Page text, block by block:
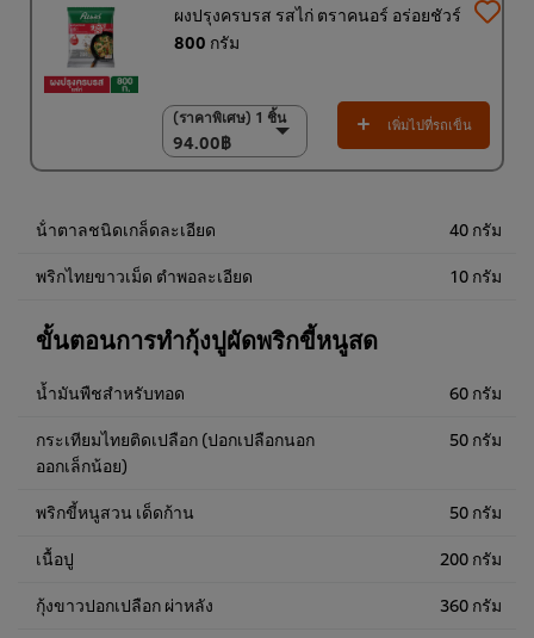
ผงปรุงครบรส รสไก่ ตราคนอร์ อร่อยชัวร์
800 กรัม
(ราคาพิเศษ) 1 ชิ้น
94.00฿
(ราคาพิเศษ) 1 ชิ้น
94.00฿
(ราคาพิเศษ) แพ็ค 10
920.00฿
เพิ่มไปที่รถเข็น
น้ําตาลชนิดเกล็ดละเอียด 40 กรัม
พริกไทยขาวเม็ด ตำพอละเอียด 10 กรัม
ขั้นตอนการทำกุ้งปูผัดพริกขี้หนูสด
น้ำมันพืชสำหรับทอด 60 กรัม
กระเทียมไทยติดเปลือก (ปอกเปลือกนอก
ออกเล็กน้อย)
50 กรัม
พริกขี้หนูสวน เด็ดก้าน 50 กรัม
เนื้อปู 200 กรัม
กุ้งขาวปอกเปลือก ผ่าหลัง 360 กรัม